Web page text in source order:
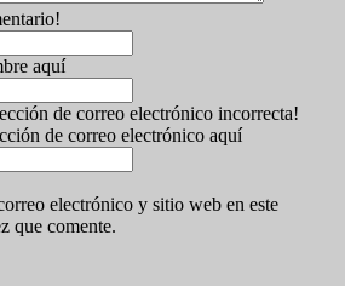
aquí
de correo electrónico incorrecta!
de correo electrónico aquí
electrónico y sitio web en este
que comente.